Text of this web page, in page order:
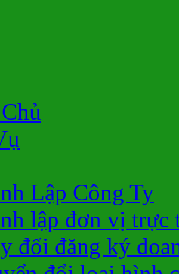
Lập Công Ty
lập đơn vị trực
đổi đăng ký